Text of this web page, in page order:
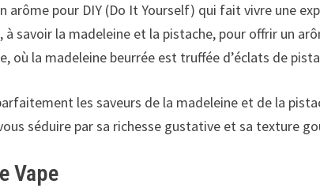
arôme pour DIY (Do It Yourself) qui fait vivre une
savoir la madeleine et la pistache, pour offrir un
la madeleine beurrée est truffée d’éclats de
les saveurs de la madeleine et de la
séduire par sa richesse gustative et sa texture
Vape